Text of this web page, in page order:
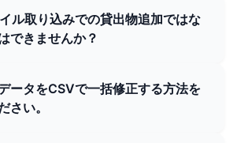
ル取り込みでの貸出物追加ではな
できませんか？
ータをCSVで一括修正する方法を
さい。